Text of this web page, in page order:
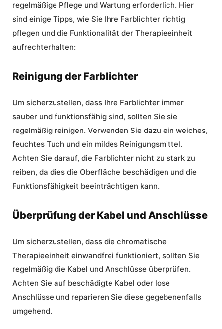
regelmäßige Pflege und Wartung erforderlich. Hier
sind einige Tipps, wie Sie Ihre Farblichter richtig
pflegen und die Funktionalität der Therapieeinheit
aufrechterhalten:
Reinigung der Farblichter
Um sicherzustellen, dass Ihre Farblichter immer
sauber und funktionsfähig sind, sollten Sie sie
regelmäßig reinigen. Verwenden Sie dazu ein weiches,
feuchtes Tuch und ein mildes Reinigungsmittel.
Achten Sie darauf, die Farblichter nicht zu stark zu
reiben, da dies die Oberfläche beschädigen und die
Funktionsfähigkeit beeinträchtigen kann.
Überprüfung der Kabel und Anschlüsse
Um sicherzustellen, dass die chromatische
Therapieeinheit einwandfrei funktioniert, sollten Sie
regelmäßig die Kabel und Anschlüsse überprüfen.
Achten Sie auf beschädigte Kabel oder lose
Anschlüsse und reparieren Sie diese gegebenenfalls
umgehend.